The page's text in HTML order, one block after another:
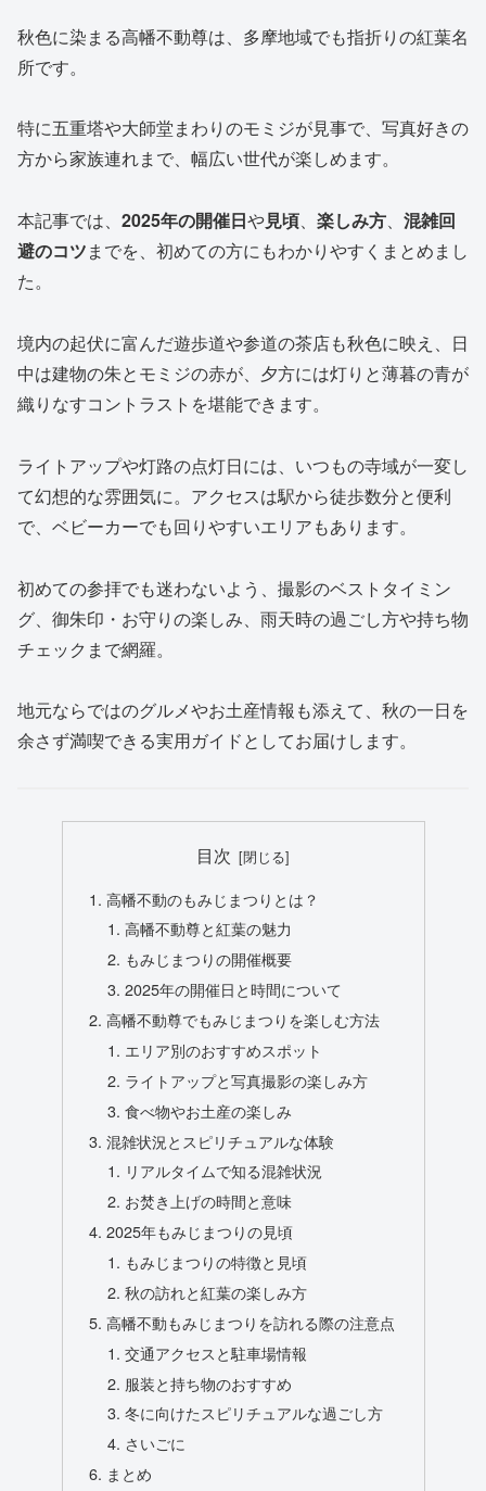
秋色に染まる高幡不動尊は、多摩地域でも指折りの紅葉名
所です。
特に五重塔や大師堂まわりのモミジが見事で、写真好きの
方から家族連れまで、幅広い世代が楽しめます。
本記事では、 2025年の開催日や見頃、 楽しみ方、 混雑回
避のコツまでを、初めての方にもわかりやすくまとめまし
た。
境内の起伏に富んだ遊歩道や参道の茶店も秋色に映え、日
中は建物の朱とモミジの赤が、夕方には灯りと薄暮の青が
織りなすコントラストを堪能できます。
ライトアップや灯路の点灯日には、いつもの寺域が一変し
て幻想的な雰囲気に。アクセスは駅から徒歩数分と便利
で、ベビーカーでも回りやすいエリアもあります。
初めての参拝でも迷わないよう、撮影のベストタイミン
グ、御朱印・お守りの楽しみ、雨天時の過ごし方や持ち物
チェックまで網羅。
地元ならではのグルメやお土産情報も添えて、秋の一日を
余さず満喫できる実用ガイドとしてお届けします。
目次
高幡不動のもみじまつりとは？
高幡不動尊と紅葉の魅力
もみじまつりの開催概要
2025年の開催日と時間について
高幡不動尊でもみじまつりを楽しむ方法
エリア別のおすすめスポット
ライトアップと写真撮影の楽しみ方
食べ物やお土産の楽しみ
混雑状況とスピリチュアルな体験
リアルタイムで知る混雑状況
お焚き上げの時間と意味
2025年もみじまつりの見頃
もみじまつりの特徴と見頃
秋の訪れと紅葉の楽しみ方
高幡不動もみじまつりを訪れる際の注意点
交通アクセスと駐車場情報
服装と持ち物のおすすめ
冬に向けたスピリチュアルな過ごし方
さいごに
まとめ